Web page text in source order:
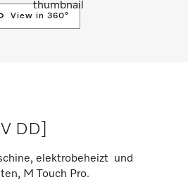
View in 360°
DD]
elektrobeheizt und
M Touch Pro.